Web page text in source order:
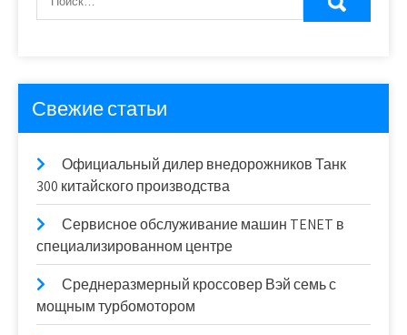
Свежие статьи
Официальный дилер внедорожников Танк
300 китайского производства
Сервисное обслуживание машин TENET в
специализированном центре
Среднеразмерный кроссовер Вэй семь с
мощным турбомотором